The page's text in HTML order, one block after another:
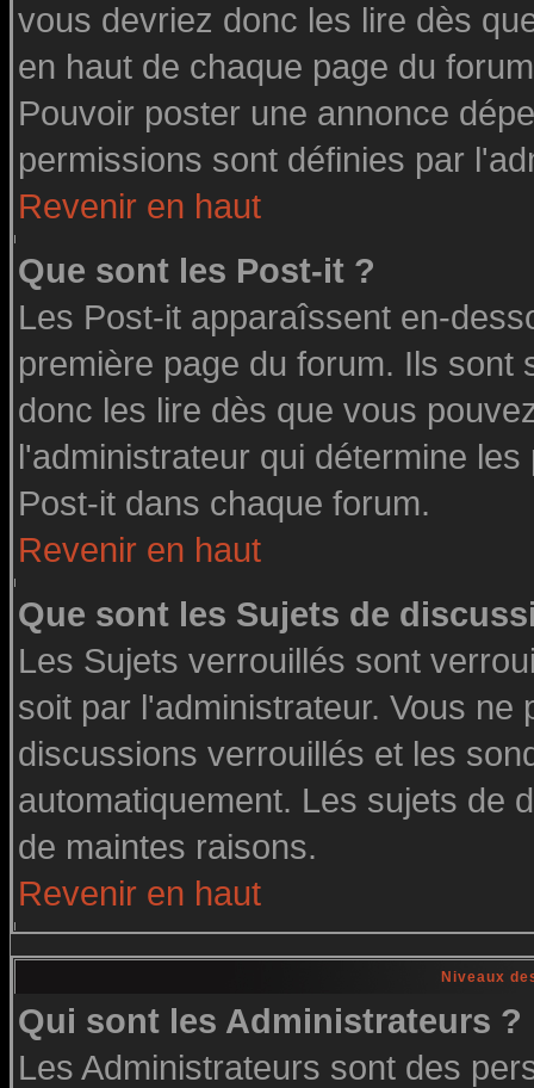
vous devriez donc les lire dès
en haut de chaque page du
Pouvoir poster une annonce
permissions sont définies par
Revenir en haut
Que sont les Post-it ?
Les Post-it apparaîssent en-
première page du forum. Ils
donc les lire dès que vous
l'administrateur qui détermine
Post-it dans chaque forum.
Revenir en haut
Que sont les Sujets de
Les Sujets verrouillés sont
soit par l'administrateur. Vous
discussions verrouillés et les
automatiquement. Les sujets de
de maintes raisons.
Revenir en haut
Niveaux
Qui sont les Administrateurs ?
Les Administrateurs sont des